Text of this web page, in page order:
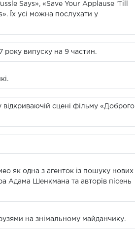
Says», «Save Your Applause ‘Till
Їх усі можна послухати у
року випуску на 9 частин.
сцені фільму «Доброго
як одна з агенток із пошуку нових
Адама Шенкмана та авторів пісень
на знімальному майданчику.